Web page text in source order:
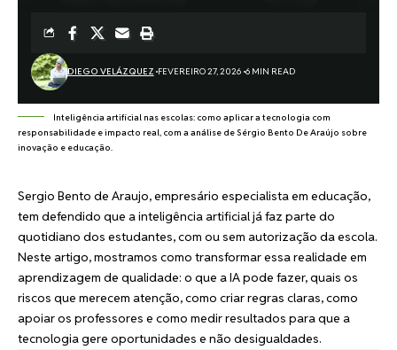
DIEGO VELÁZQUEZ FEVEREIRO 27, 2026 6 MIN READ
Inteligência artificial nas escolas: como aplicar a tecnologia com
responsabilidade e impacto real, com a análise de Sérgio Bento De Araújo sobre
inovação e educação.
Sergio Bento de Araujo, empresário especialista em educação,
tem defendido que a inteligência artificial já faz parte do
quotidiano dos estudantes, com ou sem autorização da escola.
Neste artigo, mostramos como transformar essa realidade em
aprendizagem de qualidade: o que a IA pode fazer, quais os
riscos que merecem atenção, como criar regras claras, como
apoiar os professores e como medir resultados para que a
tecnologia gere oportunidades e não desigualdades.